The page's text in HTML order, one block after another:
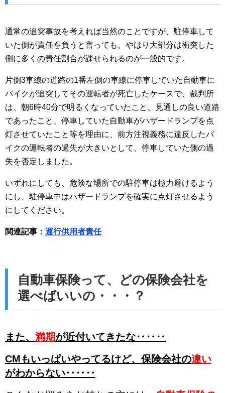
通常の追突事故を考えれば当然のことですが、駐停車して
いた側が責任を負うと言っても、やはり大部分は衝突した
側に多くの責任割合が課せられるのが一般的です。
片側3車線の道路の1番左側の車線に停車していた自動車に
バイクが追突してその運転者が死亡したケースで、裁判所
は、朝6時40分で明るくなっていたこと、見通しの良い道路
であったこと、停車していた自動車がハザードランプを点
灯させていたこと等を理由に、前方注視義務に違反したバ
イクの運転者の過失が大きいとして、停車していた側の過
失を否定しました。
いずれにしても、危険な場所での駐停車は極力避けるよう
にし、駐停車中はハザードランプを確実に点灯させるよう
にしてください。
関連記事： 運行供用者責任
自動車保険って、どの保険会社を
選べばいいの・・・？
また、 満期が近付いてきたな‥‥‥
CMもいっぱいやってるけど、保険会社の違い
がわからない‥‥‥